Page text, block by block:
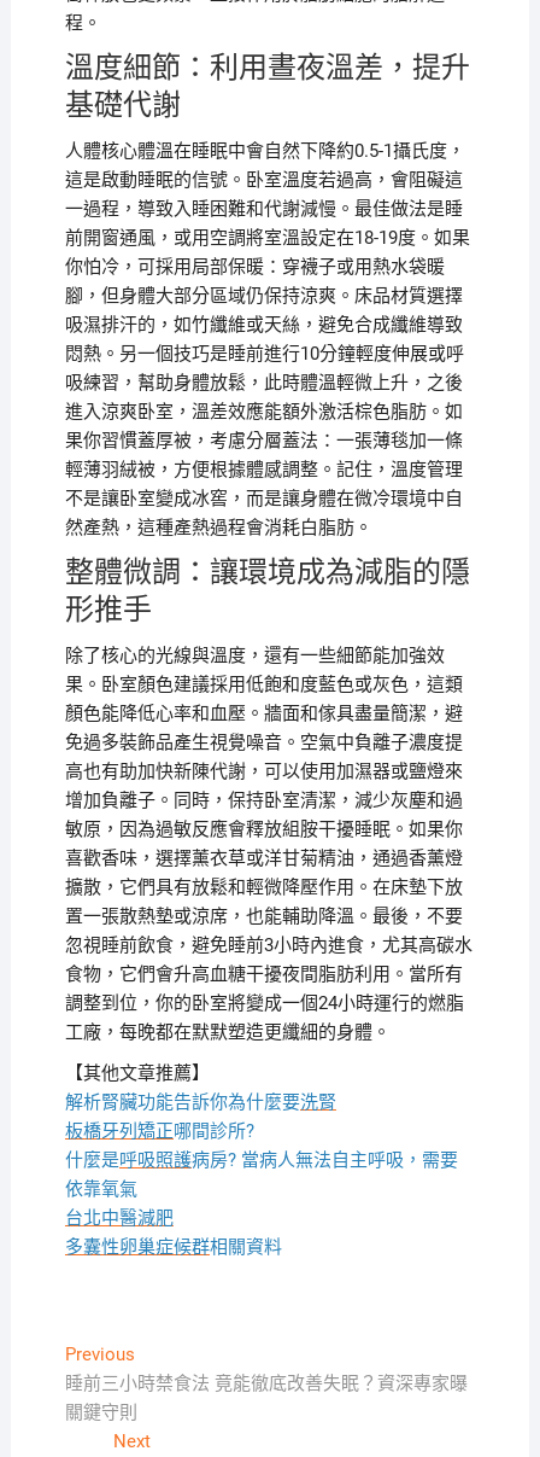
程。
溫度細節：利用晝夜溫差，提升
基礎代謝
人體核心體溫在睡眠中會自然下降約0.5-1攝氏度，
這是啟動睡眠的信號。卧室溫度若過高，會阻礙這
一過程，導致入睡困難和代謝減慢。最佳做法是睡
前開窗通風，或用空調將室溫設定在18-19度。如果
你怕冷，可採用局部保暖：穿襪子或用熱水袋暖
腳，但身體大部分區域仍保持涼爽。床品材質選擇
吸濕排汗的，如竹纖維或天絲，避免合成纖維導致
悶熱。另一個技巧是睡前進行10分鐘輕度伸展或呼
吸練習，幫助身體放鬆，此時體溫輕微上升，之後
進入涼爽卧室，溫差效應能額外激活棕色脂肪。如
果你習慣蓋厚被，考慮分層蓋法：一張薄毯加一條
輕薄羽絨被，方便根據體感調整。記住，溫度管理
不是讓卧室變成冰窖，而是讓身體在微冷環境中自
然產熱，這種產熱過程會消耗白脂肪。
整體微調：讓環境成為減脂的隱
形推手
除了核心的光線與溫度，還有一些細節能加強效
果。卧室顏色建議採用低飽和度藍色或灰色，這類
顏色能降低心率和血壓。牆面和傢具盡量簡潔，避
免過多裝飾品產生視覺噪音。空氣中負離子濃度提
高也有助加快新陳代謝，可以使用加濕器或鹽燈來
增加負離子。同時，保持卧室清潔，減少灰塵和過
敏原，因為過敏反應會釋放組胺干擾睡眠。如果你
喜歡香味，選擇薰衣草或洋甘菊精油，通過香薰燈
擴散，它們具有放鬆和輕微降壓作用。在床墊下放
置一張散熱墊或涼席，也能輔助降溫。最後，不要
忽視睡前飲食，避免睡前3小時內進食，尤其高碳水
食物，它們會升高血糖干擾夜間脂肪利用。當所有
調整到位，你的卧室將變成一個24小時運行的燃脂
工廠，每晚都在默默塑造更纖細的身體。
【其他文章推薦】
解析腎臟功能告訴你為什麼要洗腎
板橋牙列矯正哪間診所?
什麼是呼吸照護病房? 當病人無法自主呼吸，需要
依靠氧氣
台北中醫減肥
多囊性卵巢症候群相關資料
文
章
PreviousPrevious
post:
睡前三小時禁食法 竟能徹底改善失眠？資深專家曝
關鍵守則
NextNext